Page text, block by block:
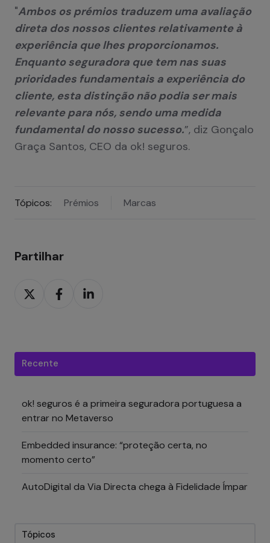
"Ambos os prémios traduzem uma avaliação
direta dos nossos clientes relativamente à
experiência que lhes proporcionamos.
Enquanto seguradora que tem nas suas
prioridades fundamentais a experiência do
cliente, esta distinção não podia ser mais
relevante para nós, sendo uma medida
fundamental do nosso sucesso.”, diz Gonçalo
Graça Santos, CEO da ok! seguros.
Tópicos: Prémios Marcas
Partilhar
Partilhar
em
Partilhar
em
Partilhar
Recente
ok! seguros é a primeira seguradora portuguesa a
entrar no Metaverso
Embedded insurance: “proteção certa, no
momento certo”
AutoDigital da Via Directa chega à Fidelidade Ímpar
Tópicos